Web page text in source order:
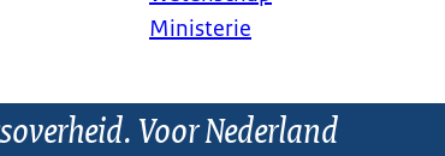
Ministerie
Voor Nederland